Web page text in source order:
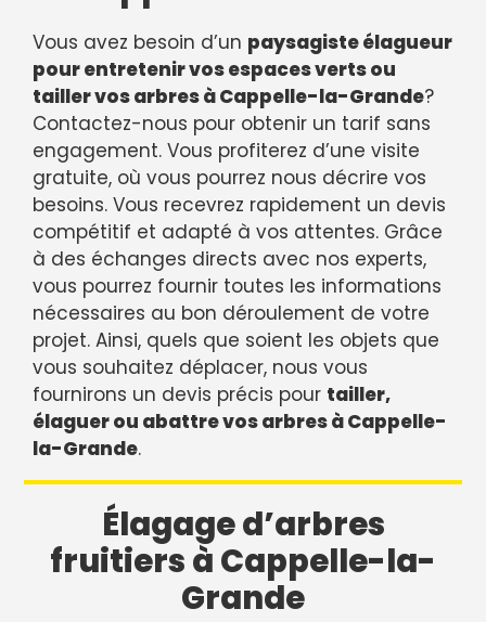
Vous avez besoin d’un paysagiste élagueur
pour entretenir vos espaces verts ou
tailler vos arbres à Cappelle-la-Grande?
Contactez-nous pour obtenir un tarif sans
engagement. Vous profiterez d’une visite
gratuite, où vous pourrez nous décrire vos
besoins. Vous recevrez rapidement un devis
compétitif et adapté à vos attentes. Grâce
à des échanges directs avec nos experts,
vous pourrez fournir toutes les informations
nécessaires au bon déroulement de votre
projet. Ainsi, quels que soient les objets que
vous souhaitez déplacer, nous vous
fournirons un devis précis pour tailler,
élaguer ou abattre vos arbres à Cappelle-
la-Grande.
Élagage d’arbres
fruitiers à Cappelle-la-
Grande